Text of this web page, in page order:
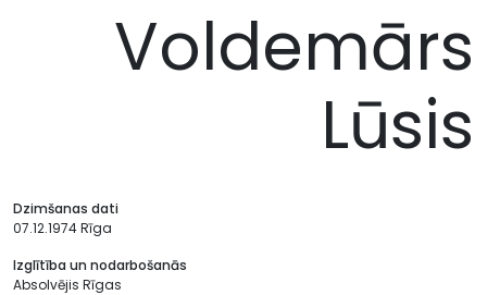
Voldemārs
Lūsis
Dzimšanas dati
07.12.1974 Rīga
Izglītība un nodarbošanās
Absolvējis Rīgas